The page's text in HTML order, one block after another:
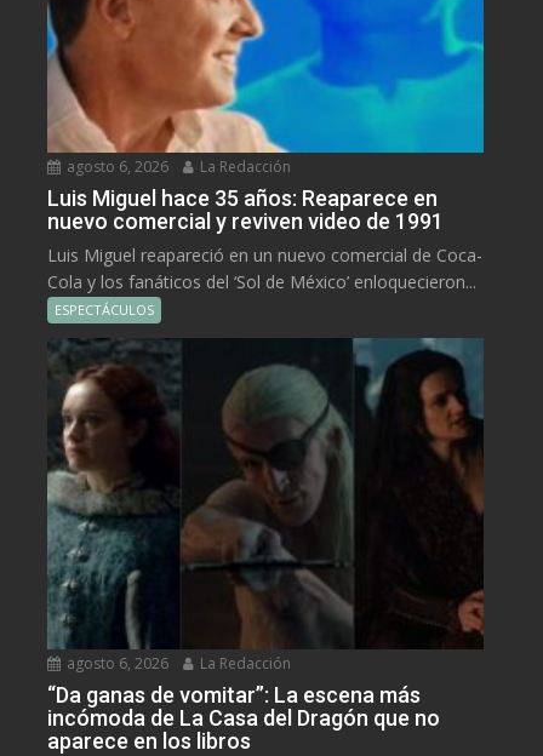
agosto 6, 2026 La Redacción
Luis Miguel hace 35 años: Reaparece en
nuevo comercial y reviven video de 1991
Luis Miguel reapareció en un nuevo comercial de Coca-
Cola y los fanáticos del ‘Sol de México’ enloquecieron...
ESPECTÁCULOS
agosto 6, 2026 La Redacción
“Da ganas de vomitar”: La escena más
incómoda de La Casa del Dragón que no
aparece en los libros